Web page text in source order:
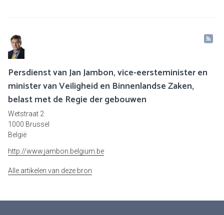
Persdienst van Jan Jambon, vice-eersteminister en
minister van Veiligheid en Binnenlandse Zaken,
belast met de Regie der gebouwen
Wetstraat 2
1000 Brussel
België
http://www.jambon.belgium.be
Alle artikelen van deze bron